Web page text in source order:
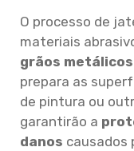
O processo de
materiais
grãos metálicos
prepara as
de pintura ou
garantirão a
danos causados